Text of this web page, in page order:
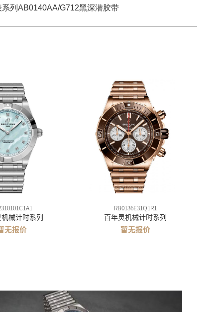
械计时系列
无报价
RB0136E31Q1R1
百年灵机械计时系列
暂无报价